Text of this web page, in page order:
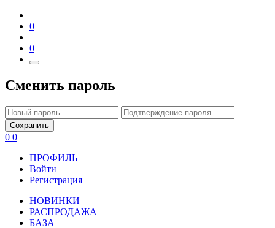
0
0
Сменить пароль
Сохранить
0 0
ПРОФИЛЬ
Войти
Регистрация
НОВИНКИ
РАСПРОДАЖА
БАЗА